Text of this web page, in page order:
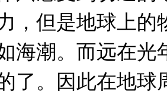
，但是地球上的
海潮。而远在
了。因此在地球